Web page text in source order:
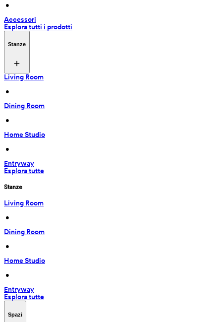
•
Accessori
Esplora tutti i prodotti
Stanze
Living Room
•
Dining Room
•
Home Studio
•
Entryway
Esplora tutte
Stanze
Living Room
•
Dining Room
•
Home Studio
•
Entryway
Esplora tutte
Spazi